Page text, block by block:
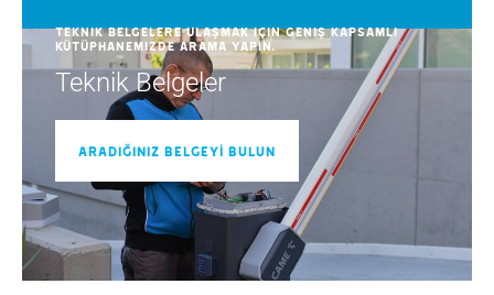
Teknik belgelere ulaşmak için geniş kapsamlı
kütüphanemizde arama yapın.
Teknik Belgeler
ARADIĞINIZ BELGEYİ BULUN